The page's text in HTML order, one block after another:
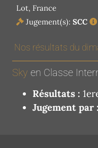
Lot, France
Jugement(s): SCC
Nos résultats du
Sky en Classe
Résultats :
Jugement par :